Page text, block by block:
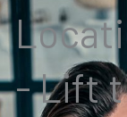
- Lift